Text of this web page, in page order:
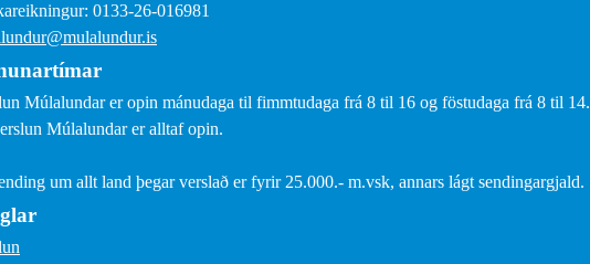
0133-26-016981
Múlalundar er opin mánudaga til fimmtudaga frá 8 til 16 og föstudaga frá 8 til 14.
Múlalundar er alltaf opin.
um allt land þegar verslað er fyrir 25.000.- m.vsk, annars lágt sendingargjald.